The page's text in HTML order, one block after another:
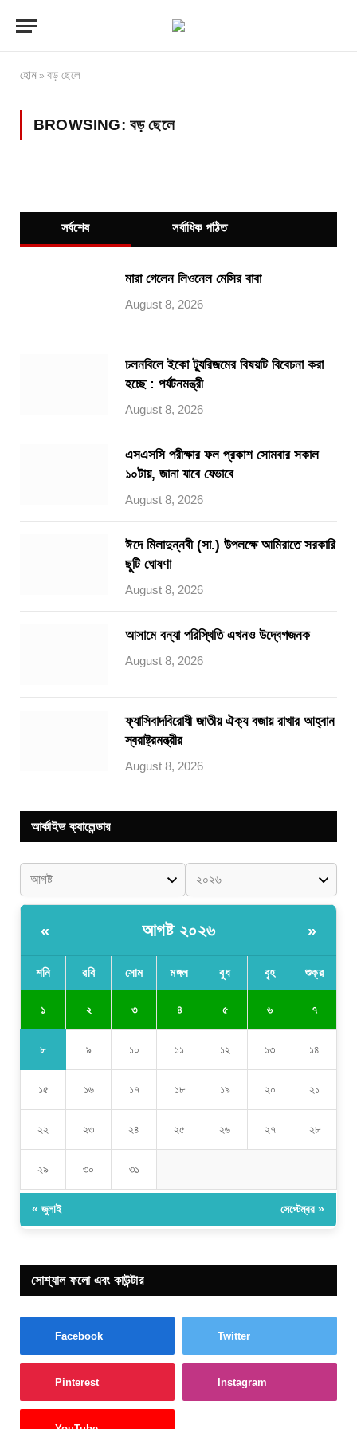
হোম » বড় ছেলে
BROWSING: বড় ছেলে
সর্বশেষ সর্বাধিক পঠিত
মারা গেলেন লিওনেল মেসির বাবা
August 8, 2026
চলনবিলে ইকো ট্যুরিজমের বিষয়টি বিবেচনা করা
হচ্ছে : পর্যটনমন্ত্রী
August 8, 2026
এসএসসি পরীক্ষার ফল প্রকাশ সোমবার সকাল
১০টায়, জানা যাবে যেভাবে
August 8, 2026
ঈদে মিলাদুন্নবী (সা.) উপলক্ষে আমিরাতে সরকারি
ছুটি ঘোষণা
August 8, 2026
আসামে বন্যা পরিস্থিতি এখনও উদ্বেগজনক
August 8, 2026
ফ্যাসিবাদবিরোধী জাতীয় ঐক্য বজায় রাখার আহ্বান
স্বরাষ্ট্রমন্ত্রীর
August 8, 2026
আর্কাইভ ক্যালেন্ডার
« আগষ্ট ২০২৬ »
শনি রবি সোম মঙ্গল বুধ বৃহ শুক্র
১ ২ ৩ ৪ ৫ ৬ ৭
৮ ৯ ১০ ১১ ১২ ১৩ ১৪
১৫ ১৬ ১৭ ১৮ ১৯ ২০ ২১
২২ ২৩ ২৪ ২৫ ২৬ ২৭ ২৮
২৯ ৩০ ৩১
« জুলাই সেপ্টেম্বর »
সোশ্যাল ফলো এবং কাউন্টার
Facebook Twitter
Pinterest Instagram